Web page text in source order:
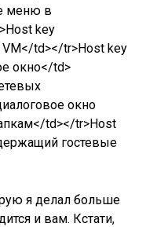
меню в
key
VM</td></tr>Host key
окно</td>
окно
td></tr>Host
гостевые
я делал больше
и вам. Кстати,